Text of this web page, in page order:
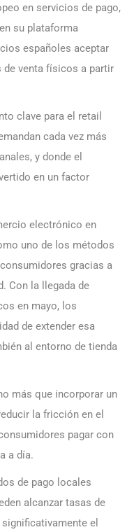
en servicios de pago,
su plataforma
españoles aceptar
de venta físicos a partir
clave para el retail
cada vez más
y donde el
en un factor
electrónico en
uno de los métodos
gracias a
Con la llegada de
en mayo, los
de extender esa
al entorno de tienda
más que incorporar un
la fricción en el
pagar con
a día.
de pago locales
alcanzar tasas de
el